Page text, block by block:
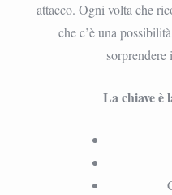
attacco. Ogni volta che
che c’è una
sorprendere
La chiave è